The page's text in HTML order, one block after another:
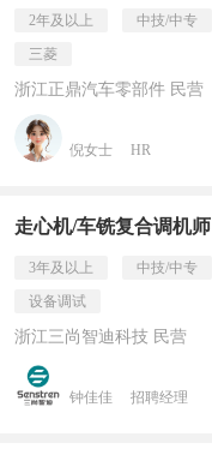
2年及以上 中技/中专
三菱
浙江正鼎汽车零部件 民营
倪女士 HR
走心机/车铣复合调机师
3年及以上 中技/中专
设备调试
浙江三尚智迪科技 民营
钟佳佳 招聘经理